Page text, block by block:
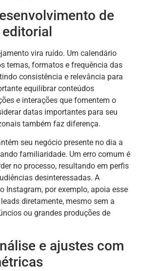
de
vira ruído. Um calendário
temas, formatos e frequência das
consistência e relevância para
equilibrar conteúdos
e interações que fomentem o
datas importantes para seu
também faz diferença.
seu negócio presente no dia a
familiaridade. Um erro comum é
no processo, resultando em perfis
desinteressadas. A
Instagram, por exemplo, apoia esse
diretamente, mesmo sem a
ou grandes produções de
e ajustes com